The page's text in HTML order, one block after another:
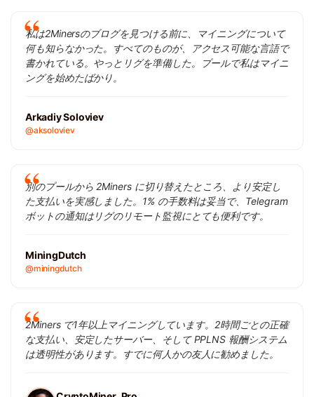
私は2Minersのブログを見つける前に、マイニングについて
何も知らなかった。すべてのものが、アクセス可能な言語で
書かれている。やっとリグを準備した。プールで私はマイニ
ングを始めたばかり。
Arkadiy Soloviev
@aksoloviev
別のプールから 2Miners に切り替えたところ、より安定し
た支払いを実感しました。1% の手数料は妥当で、Telegram
ボットの通知はリグのリモート監視にとても便利です。
MiningDutch
@miningdutch
2Miners で1年以上マイニングしています。2時間ごとの正確
な支払い、安定したサーバー、そして PPLNS 報酬システム
は透明性があります。すでに何人かの友人に勧めました。